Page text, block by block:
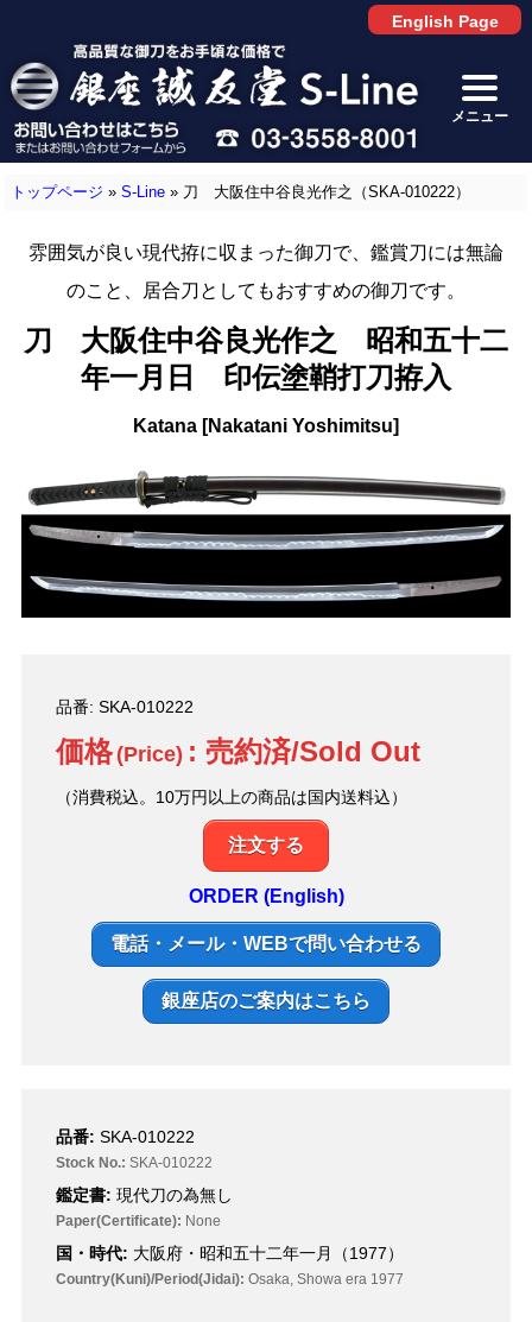
English Page
メニュー
トップページ » S-Line» 刀 大阪住中谷良光作之（SKA-010222）
雰囲気が良い現代拵に収まった御刀で、鑑賞刀には無論
のこと、居合刀としてもおすすめの御刀です。
刀 大阪住中谷良光作之 昭和五十二
年一月日 印伝塗鞘打刀拵入
Katana [Nakatani Yoshimitsu]
品番: SKA-010222
価格 (Price) : 売約済/Sold Out
（消費税込。10万円以上の商品は国内送料込）
注文する
ORDER (English)
電話・メール・WEBで問い合わせる
銀座店のご案内はこちら
品番: SKA-010222
Stock No.: SKA-010222
鑑定書: 現代刀の為無し
Paper(Certificate): None
国・時代: 大阪府・昭和五十二年一月（1977）
Country(Kuni)/Period(Jidai): Osaka, Showa era 1977